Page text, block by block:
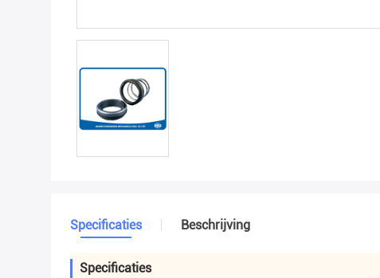
Specificaties Beschrijving
Specificaties